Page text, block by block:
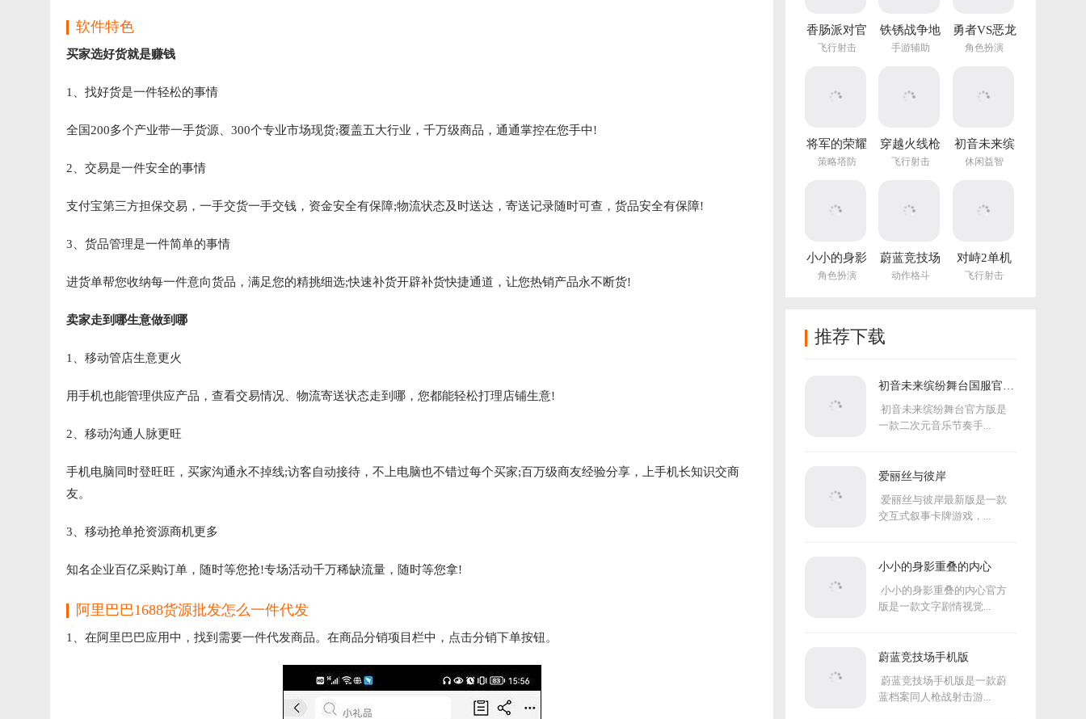
软件特色
买家选好货就是赚钱
1、找好货是一件轻松的事情
全国200多个产业带一手货源、300个专业市场现货;覆盖五大行业，千万级商品，通通掌控在您手中!
2、交易是一件安全的事情
支付宝第三方担保交易，一手交货一手交钱，资金安全有保障;物流状态及时送达，寄送记录随时可查，货品安全有保障!
3、货品管理是一件简单的事情
进货单帮您收纳每一件意向货品，满足您的精挑细选;快速补货开辟补货快捷通道，让您热销产品永不断货!
卖家走到哪生意做到哪
1、移动管店生意更火
用手机也能管理供应产品，查看交易情况、物流寄送状态走到哪，您都能轻松打理店铺生意!
2、移动沟通人脉更旺
手机电脑同时登旺旺，买家沟通永不掉线;访客自动接待，不上电脑也不错过每个买家;百万级商友经验分享，上手机长知识交商
友。
3、移动抢单抢资源商机更多
知名企业百亿采购订单，随时等您抢!专场活动千万稀缺流量，随时等您拿!
阿里巴巴1688货源批发怎么一件代发
1、在阿里巴巴应用中，找到需要一件代发商品。在商品分销项目栏中，点击分销下单按钮。
香肠派对官
方正版
飞行射击
铁锈战争地
图编辑器中
手游辅助
勇者VS恶龙
手游
角色扮演
将军的荣耀
3官方正版
策略塔防
穿越火线枪
战王者体验
飞行射击
初音未来缤
纷舞台国服
休闲益智
小小的身影
重叠的内心
角色扮演
蔚蓝竞技场
手机版
动作格斗
对峙2单机
版手游
飞行射击
推荐下载
初音未来缤纷舞台国服官方
初音未来缤纷舞台官方版是
一款二次元音乐节奏手...
爱丽丝与彼岸
爱丽丝与彼岸最新版是一款
交互式叙事卡牌游戏，...
小小的身影重叠的内心
小小的身影重叠的内心官方
版是一款文字剧情视觉...
蔚蓝竞技场手机版
蔚蓝竞技场手机版是一款蔚
蓝档案同人枪战射击游...